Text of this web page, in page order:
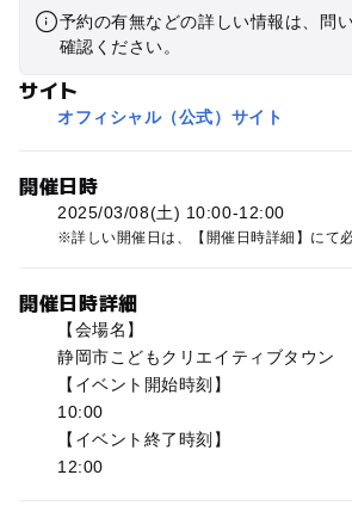
予約の有無などの詳しい情報は、問
確認ください。
サイト
オフィシャル（公式）サイト
開催日時
2025/03/08(土) 10:00-12:00
詳しい開催日は、【開催日時詳細】にて
開催日時詳細
【会場名】
静岡市こどもクリエイティブタウン
【イベント開始時刻】
10:00
【イベント終了時刻】
12:00